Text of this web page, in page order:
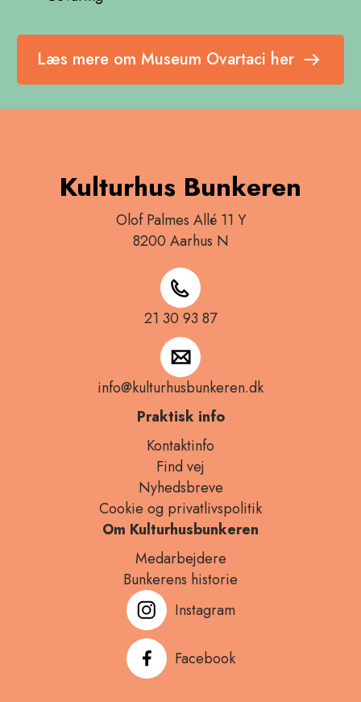
Læs mere om Museum Ovartaci her
Kulturhus Bunkeren
Olof Palmes Allé 11 Y
8200 Aarhus N
21 30 93 87
info@kulturhusbunkeren.dk
Praktisk info
Kontaktinfo
Find vej
Nyhedsbreve
Cookie og privatlivspolitik
Om Kulturhusbunkeren
Medarbejdere
Bunkerens historie
Instagram
Facebook
Cookies